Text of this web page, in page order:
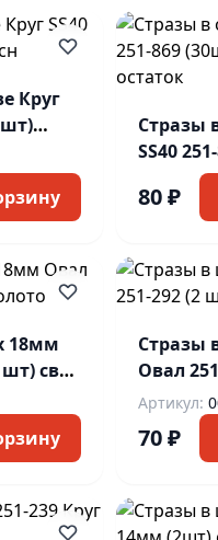
Круг
Стразы
SS40
80 ₽
18мм
шт) св
Стразы
Овал
салат
Артикул:
70 ₽